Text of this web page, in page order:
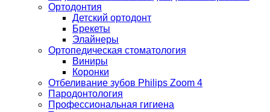
Ортодонтия
Детский ортодонт
Брекеты
Элайнеры
Ортопедическая стоматология
Виниры
Коронки
Отбеливание зубов Philips Zoom 4
Пародонтология
Профессиональная гигиена